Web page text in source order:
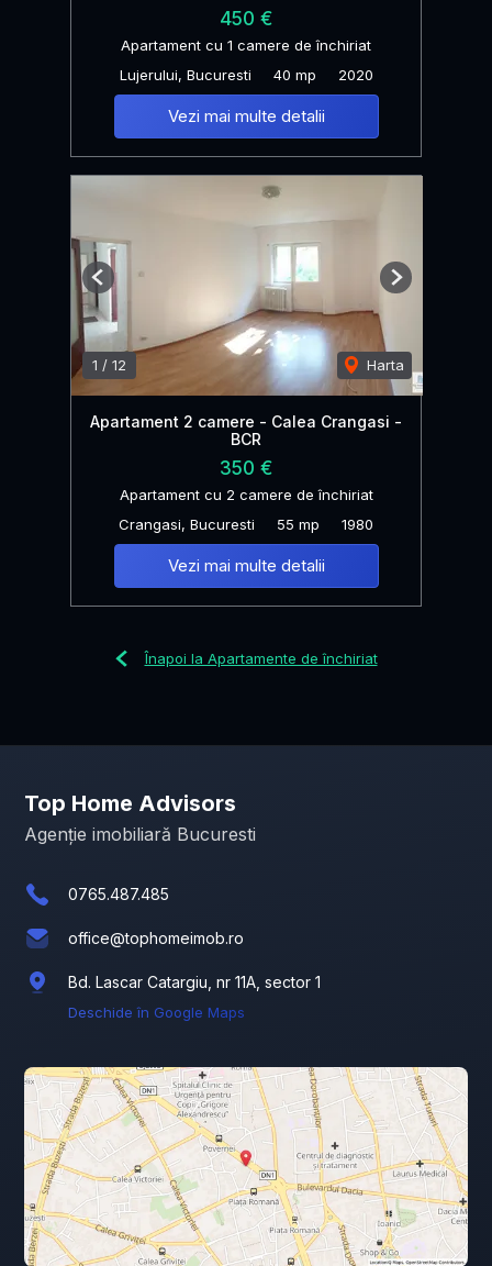
450 €
Apartament cu 1 camere de închiriat
Lujerului, Bucuresti
40 mp 2020
Vezi mai multe detalii
1 / 12 Harta
Previous Next
Apartament 2 camere - Calea Crangasi -
BCR
350 €
Apartament cu 2 camere de închiriat
Crangasi, Bucuresti
55 mp 1980
Vezi mai multe detalii
Înapoi la Apartamente de închiriat
Top Home Advisors
Agenție imobiliară Bucuresti
0765.487.485
office@tophomeimob.ro
Bd. Lascar Catargiu, nr 11A, sector 1
Deschide în Google Maps